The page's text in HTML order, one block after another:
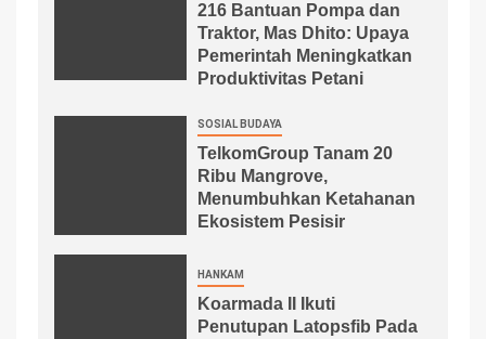
216 Bantuan Pompa dan
Traktor, Mas Dhito: Upaya
Pemerintah Meningkatkan
Produktivitas Petani
SOSIAL BUDAYA
TelkomGroup Tanam 20
Ribu Mangrove,
Menumbuhkan Ketahanan
Ekosistem Pesisir
HANKAM
Koarmada II Ikuti
Penutupan Latopsfib Pada